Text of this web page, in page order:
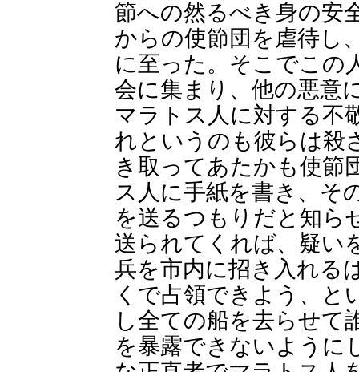
節への然るべき身の安
からの使節団を虐待し
に至った。そこでこの
会に集まり、他の悪意
マラトス人に対する不
れというのも彼らは殺
き取ってあたかも使節
ス人に手紙を書き、そ
を送るつもりだと知ら
送られてくれば、疑い
兵を市内に招き入れる
くで占領できよう、と
し全ての船を去らせて
を暴露できないように